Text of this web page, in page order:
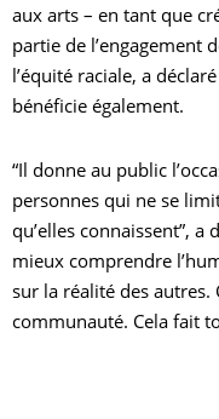
aux arts – en tant que
partie de l’engagement
l’équité raciale, a
bénéficie également.
“Il donne au public
personnes qui ne se
qu’elles connaissent”,
mieux comprendre
sur la réalité des autres.
communauté. Cela fait